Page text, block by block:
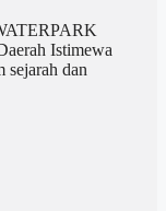
Istimewa
sejarah dan